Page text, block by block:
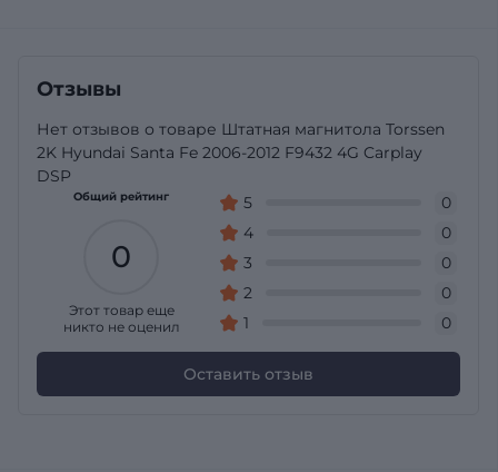
Отзывы
Нет отзывов о товаре Штатная магнитола Torssen
2K Hyundai Santa Fe 2006-2012 F9432 4G Carplay
DSP
Общий рейтинг
0
Этот товар еще
никто не оценил
5
0
4
0
3
0
2
0
1
0
Оставить отзыв